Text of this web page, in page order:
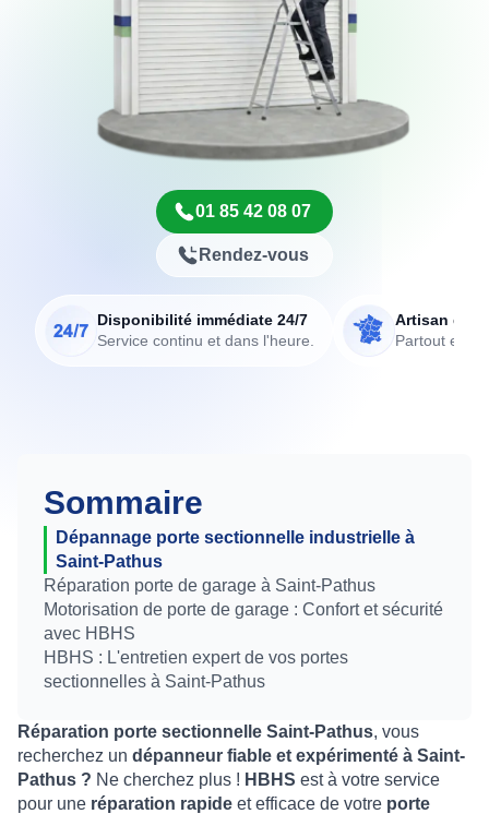
01 85 42 08 07
Rendez-vous
Disponibilité immédiate 24/7
Service continu et dans l'heure.
Artisan de
Partout en
Sommaire
Dépannage porte sectionnelle industrielle à
Saint-Pathus
Réparation porte de garage à Saint-Pathus
Motorisation de porte de garage : Confort et sécurité
avec HBHS
HBHS : L'entretien expert de vos portes
sectionnelles à Saint-Pathus
Réparation porte sectionnelle Saint-Pathus, vous
recherchez un dépanneur fiable et expérimenté à Saint-
Pathus ? Ne cherchez plus ! HBHS est à votre service
pour une réparation rapide et efficace de votre porte